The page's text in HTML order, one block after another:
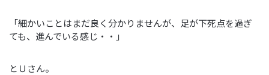
「細かいことはまだ良く分かりませんが、足が下死点を過ぎ
ても、進んでいる感じ・・」
とＵさん。